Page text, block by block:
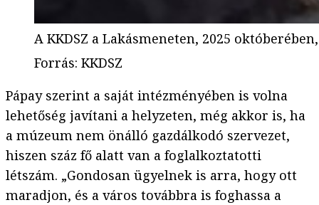
A KKDSZ a Lakásmeneten, 2025
Forrás: KKDSZ
Pápay szerint a saját intézményében is volna
lehetőség javítani a helyzeten, még akkor is, ha
a múzeum nem önálló gazdálkodó szervezet,
hiszen száz fő alatt van a foglalkoztatotti
létszám. „Gondosan ügyelnek is arra, hogy ott
maradjon, és a város továbbra is foghassa a